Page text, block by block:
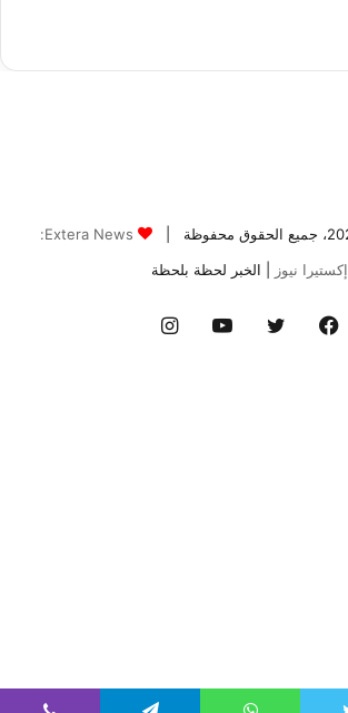
Extera News:
إكستيرا نيوز
| الخبر لحظة بلحظة
فيسبوك تويتر يوتيوب